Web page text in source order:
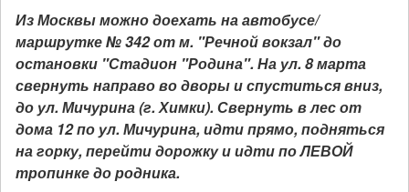
Из Москвы можно доехать на автобусе/
маршрутке № 342 от м. "Речной вокзал" до
остановки "Стадион "Родина". На ул. 8 марта
свернуть направо во дворы и спуститься вниз,
до ул. Мичурина (г. Химки). Свернуть в лес от
дома 12 по ул. Мичурина, идти прямо, подняться
на горку, перейти дорожку и идти по ЛЕВОЙ
тропинке до родника.